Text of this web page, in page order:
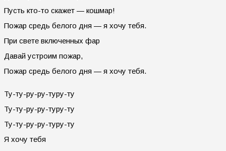
Пусть кто-то скажет — кошмар!
Пожар средь белого дня — я хочу тебя.
При свете включенных фар
Давай устроим пожар,
Пожар средь белого дня — я хочу тебя.
Ту-ту-ру-ру-туру-ту
Ту-ту-ру-ру-туру-ту
Ту-ту-ру-ру-туру-ту
Я хочу тебя